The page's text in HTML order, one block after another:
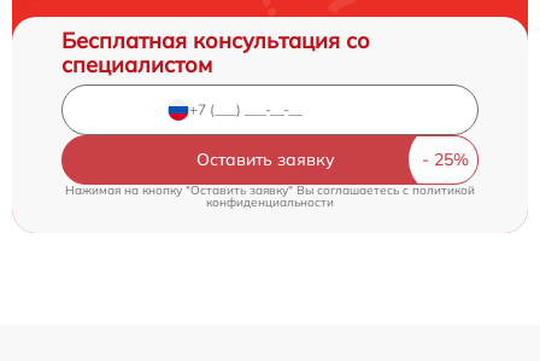
Бесплатная консультация со
специалистом
Оставить заявку
Нажимая на кнопку "Оставить заявку" Вы соглашаетесь cполитикой
конфиденциальности